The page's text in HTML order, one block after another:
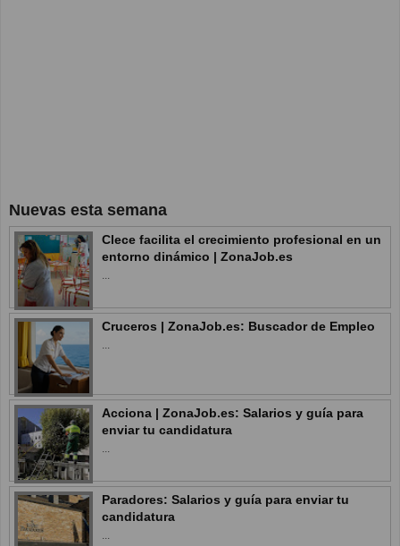
Nuevas esta semana
Clece facilita el crecimiento profesional en un
entorno dinámico | ZonaJob.es
Cruceros | ZonaJob.es: Buscador de Empleo
Acciona | ZonaJob.es: Salarios y guía para
enviar tu candidatura
Paradores: Salarios y guía para enviar tu
candidatura